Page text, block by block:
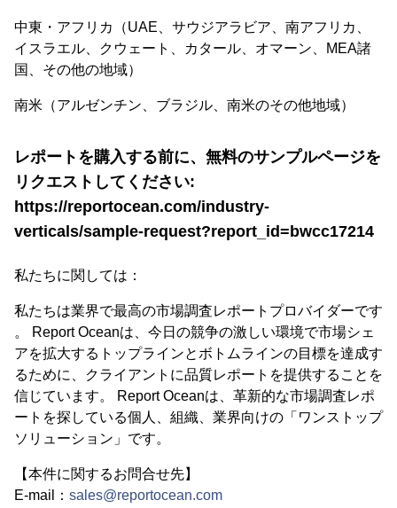
中東・アフリカ（UAE、サウジアラビア、南アフリカ、
イスラエル、クウェート、カタール、オマーン、MEA諸
国、その他の地域）
南米（アルゼンチン、ブラジル、南米のその他地域）
レポートを購入する前に、無料のサンプルページを
リクエストしてください:
https://reportocean.com/industry-
verticals/sample-request?report_id=bwcc17214
私たちに関しては：
私たちは業界で最高の市場調査レポートプロバイダーです
。 Report Oceanは、今日の競争の激しい環境で市場シェ
アを拡大するトップラインとボトムラインの目標を達成す
るために、クライアントに品質レポートを提供することを
信じています。 Report Oceanは、革新的な市場調査レポ
ートを探している個人、組織、業界向けの「ワンストップ
ソリューション」です。
【本件に関するお問合せ先】
E-mail： sales@reportocean.com